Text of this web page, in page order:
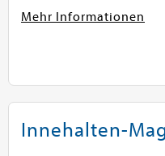
Mehr Informationen
Innehalten-